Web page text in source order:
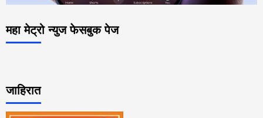
महा मेट्रो न्युज फेसबुक पेज
जाहिरात